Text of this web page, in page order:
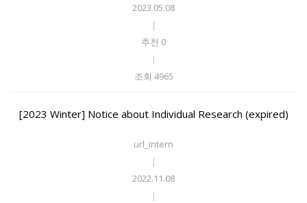
2023.05.08
|
추천 0
|
조회 4965
[2023 Winter] Notice about Individual Research (expired)
url_intern
|
2022.11.08
|